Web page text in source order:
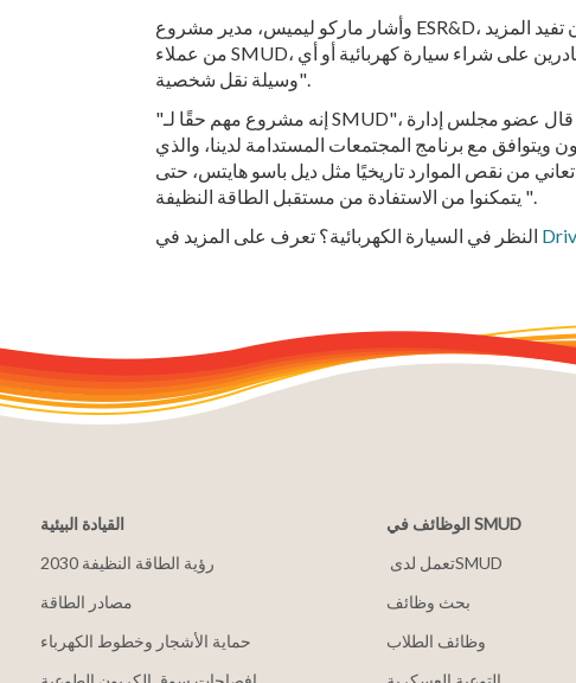
وأشار ماركو ليميس، مدير مشروع ESR&D، إلى أن "هذا قد يخبرنا ما إذا كانت مراكز التنقل مثل هذه يمكن أن تفيد المزيد
من عملاء SMUD، وخاصة العملاء ذوي الدخل المنخفض الذين قد لا يكونون قادرين على شراء سيارة كهربائية أو أي
وسيلة نقل شخصية".
"إنه مشروع مهم حقًا لـ SMUD"، قال عضو مجلس إدارة SMUD، روب كيرث، في حفل وضع حجر الأساس في فبراير
بهدفنا المتمثل في 2030 انعدام الكربون ويتوافق مع برنامج المجتمعات المستدامة لدينا، والذي
تعاني من نقص الموارد تاريخيًا مثل ديل باسو هايتس، حتى
يتمكنوا من الاستفادة من مستقبل الطاقة النظيفة ".
القيادة البيئية
2030 رؤية الطاقة النظيفة
مصادر الطاقة
حماية الأشجار وخطوط الكهرباء
الوظائف في SMUD
بحث وظائف
وظائف الطلاب